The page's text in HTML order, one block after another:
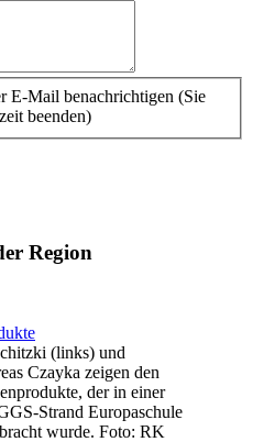
E-Mail benachrichtigen (Sie
beenden)
Region
(links) und
Czayka zeigen den
der in einer
Strand Europaschule
wurde. Foto: RK